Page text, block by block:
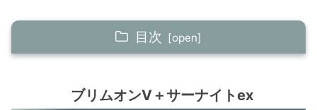
目次
ロスト型プテラV
ブリムオンV＋サーナイトex